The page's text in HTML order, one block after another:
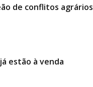
de conflitos agrários
estão à venda